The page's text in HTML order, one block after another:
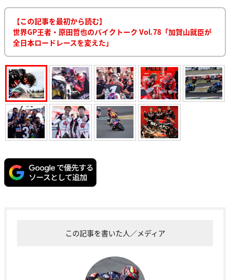
【この記事を最初から読む】
世界GP王者・原田哲也のバイクトーク Vol.78「加賀山就臣が
全日本ロードレースを変えた」
この記事を書いた人／メディア